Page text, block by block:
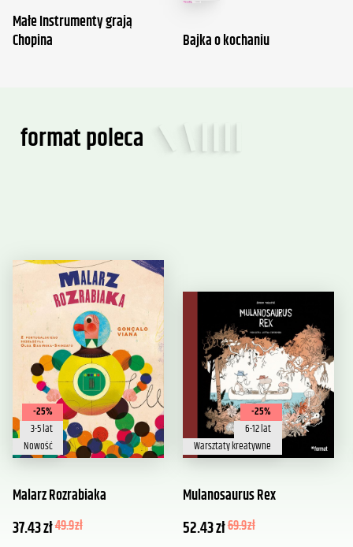
Małe Instrumenty grają
Chopina
Bajka o kochaniu
format poleca
-25%
3-5 lat
Nowość
Malarz Rozrabiaka
37.43zł49.9zł
-25%
6-12 lat
Warsztaty kreatywne
Mulanosaurus Rex
52.43zł69.9zł